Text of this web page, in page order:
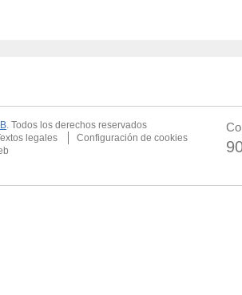
. Todos los derechos reservados
legales
Configuración de cookies